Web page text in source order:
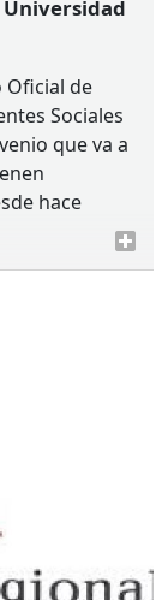
Universidad
Oficial de
Sociales
que va a
hace